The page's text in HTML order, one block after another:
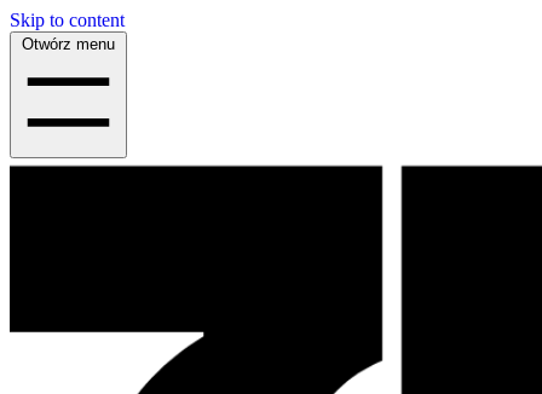
Skip to content
Otwórz menu